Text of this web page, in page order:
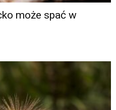
może spać w